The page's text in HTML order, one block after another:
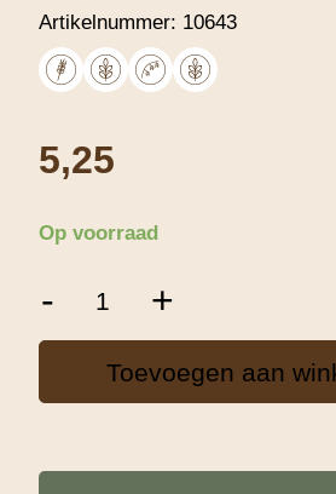
Artikelnummer: 10643
5,25
Op voorraad
-Broodmeel
1
aantal
+
Toevoegen aan